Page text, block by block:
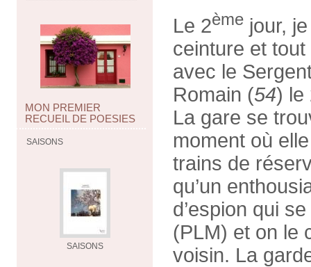
MON PREMIER
RECUEIL DE POESIES
SAISONS
SAISONS
Le 2ème jour,
ceinture et
avec le
Romain (54) le
La gare se
moment où
trains de
qu’un
d’espion qui
(PLM) et on le
voisin. La